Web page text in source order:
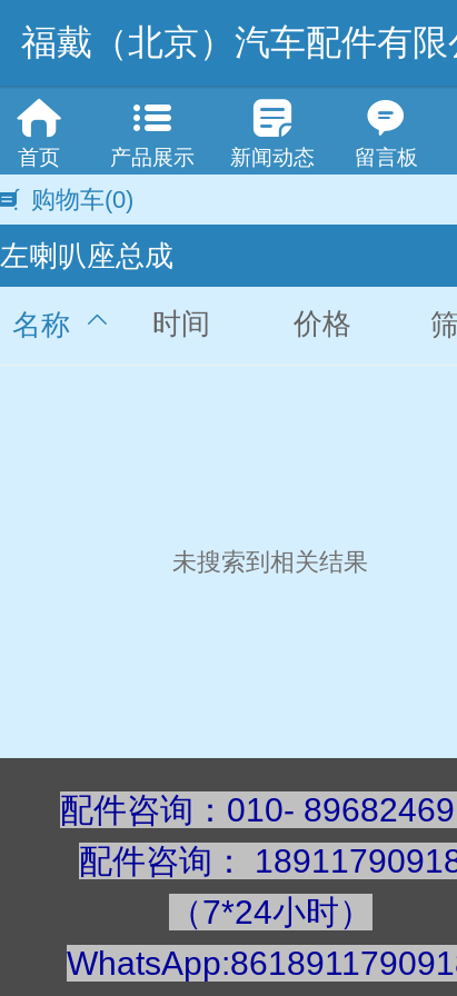
福戴（北京）汽车配件有限
首页 产品展示 新闻动态 留言板
购物车(0)
左喇叭座总成
名称 时间 价格
未搜索到相关结果
配件咨询：010-
配件咨询 ： 189117909
（7*24小时）